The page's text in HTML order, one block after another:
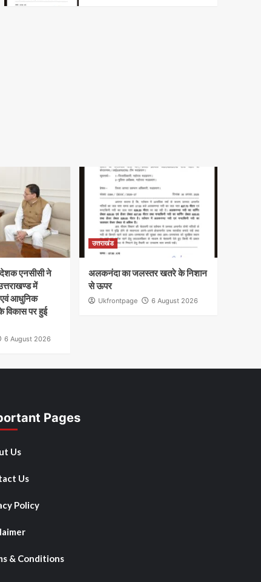
एनसीसी ने
में
एवं आधुनिक
पर हुई
6 August 2026
उत्तराखंड
अलकनंदा का जलस्तर खतरे के निशान
से ऊपर
Ukfrontpage 6 August 2026
Pages
Us
Us
Policy
& Conditions